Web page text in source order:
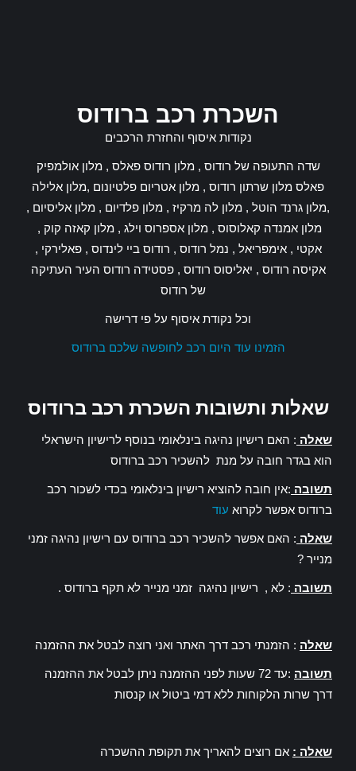
השכרת רכב ברודוס
נקודות איסוף והחזרת הרכבים
שדה התעופה של רודוס , מלון רודוס פאלס , מלון אולמפיק
פאלס מלון שרתון רודוס , מלון אטריום פלטיונום ,מלון אלילה
,מלון גרנד הוטל , מלון לה מרקיז , מלון פלדיום , מלון אליסיום ,
מלון אמנדה קאלוסוס , מלון אספרוס וילג , מלון קאזה קוק ,
אקטי , אימפריאל , נמל רודוס , רודוס ביי לינדוס , פאלירקי ,
אקיסה רודוס , יאליסוס רודוס , פסטידה רודוס העיר העתיקה
של רודוס
וכל נקודת איסוף על פי דרישה
הזמינו עוד היום רכב לחופשה שלכם ברודוס
שאלות ותשובות השכרת רכב ברודוס
שאלה : האם רישיון נהיגה בינלאומי בנוסף לרישיון הישראלי
הוא בגדר חובה על מנת להשכיר רכב ברודוס
תשובה :אין חובה להוציא רישיון בינלאומי בכדי לשכור רכב
ברודוס אפשר לקרוא עוד
שאלה : האם אפשר להשכיר רכב ברודוס עם רישיון נהיגה זמני
מנייר ?
תשובה : לא , רישיון נהיגה זמני מנייר לא תקף ברודוס .
שאלה : הזמנתי רכב דרך האתר ואני רוצה לבטל את ההזמנה
תשובה
:עד 72 שעות לפני ההזמנה ניתן לבטל את ההזמנה
דרך שרות הלקוחות ללא דמי ביטול או קנסות
שאלה : אם רוצים להאריך את תקופת ההשכרה